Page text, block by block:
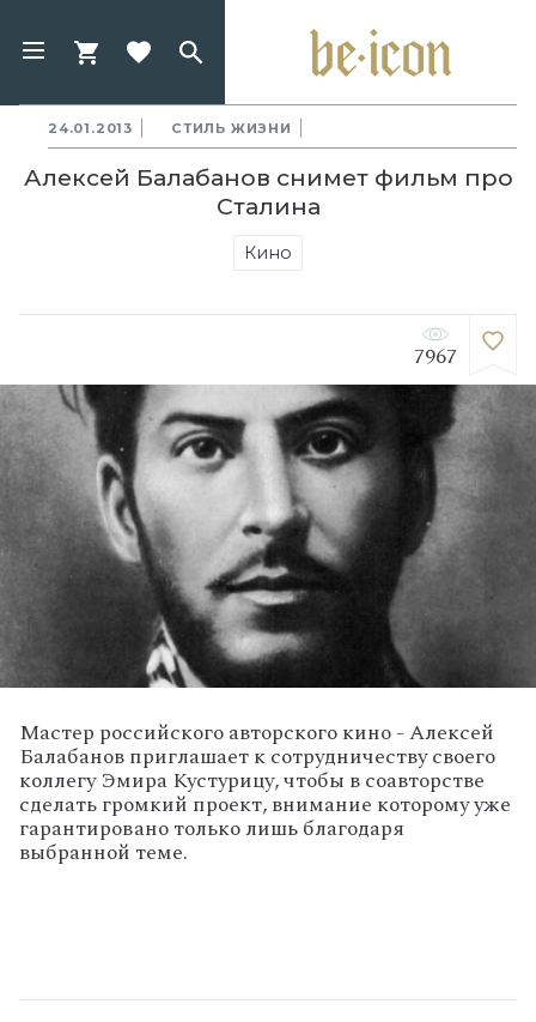
24.01.2013 СТИЛЬ ЖИЗНИ
Алексей Балабанов снимет фильм про
Сталина
Кино
7967
Мастер российского авторского кино - Алексей
Балабанов приглашает к сотрудничеству своего
коллегу Эмира Кустурицу, чтобы в соавторстве
сделать громкий проект, внимание которому уже
гарантировано только лишь благодаря
выбранной теме.